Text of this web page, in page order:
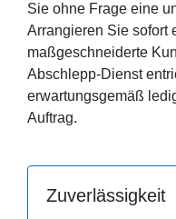
Sie ohne Frage eine
Arrangieren Sie sofort
maßgeschneiderte
Abschlepp-Dienst
erwartungsgemäß
Auftrag.
Zuverlässigkeit